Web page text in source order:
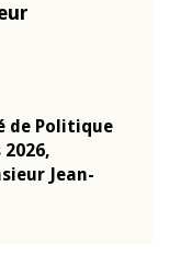
de Politique
Jean-